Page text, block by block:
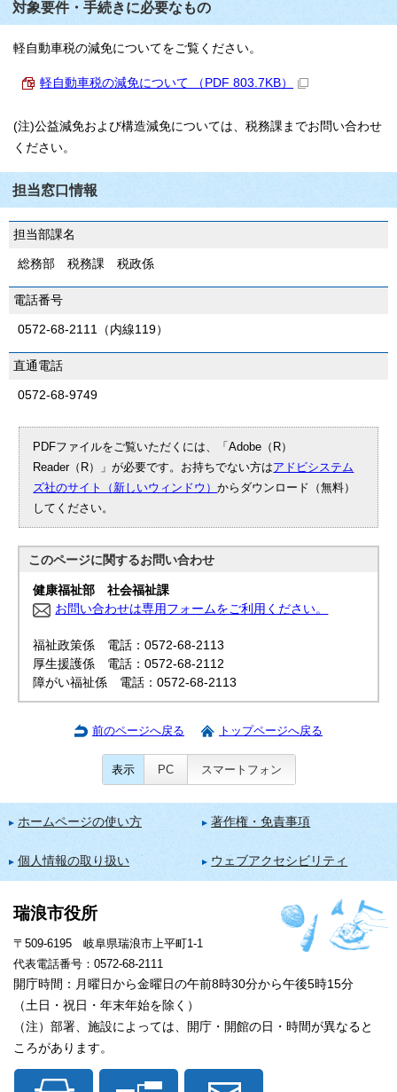
対象要件・手続きに必要なもの
軽自動車税の減免についてをご覧ください。
軽自動車税の減免について （PDF 803.7KB）
(注)公益減免および構造減免については、税務課までお問い合わせ
ください。
担当窓口情報
担当部課名
総務部 税務課 税政係
電話番号
0572-68-2111（内線119）
直通電話
0572-68-9749
PDFファイルをご覧いただくには、「Adobe（R）
Reader（R）」が必要です。お持ちでない方はアドビシステム
ズ社のサイト（新しいウィンドウ）からダウンロード（無料）
してください。
このページに関するお問い合わせ
健康福祉部 社会福祉課
お問い合わせは専用フォームをご利用ください。
福祉政策係 電話：0572-68-2113
厚生援護係 電話：0572-68-2112
障がい福祉係 電話：0572-68-2113
前のページへ戻る トップページへ戻る
表示 PC スマートフォン
ホームページの使い方 著作権・免責事項
個人情報の取り扱い ウェブアクセシビリティ
瑞浪市役所
〒509-6195 岐阜県瑞浪市上平町1-1
代表電話番号：0572-68-2111
開庁時間：月曜日から金曜日の午前8時30分から午後5時15分
（土日・祝日・年末年始を除く）
（注）部署、施設によっては、開庁・開館の日・時間が異なると
ころがあります。